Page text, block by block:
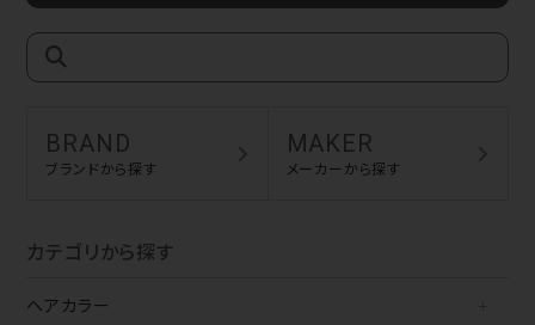
BRAND
ブランドから探す
MAKER
メーカーから探す
カテゴリから探す
ヘアカラー